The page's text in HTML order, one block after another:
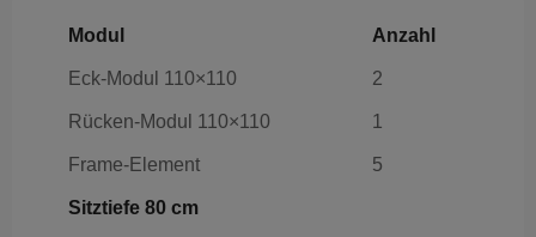
Modul Anzahl
Eck-Modul 110×110 2
Rücken-Modul 110×110 1
Frame-Element 5
Sitztiefe 80 cm